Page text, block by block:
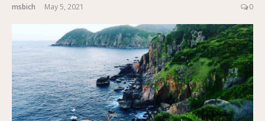
msbich May 5, 2021 0